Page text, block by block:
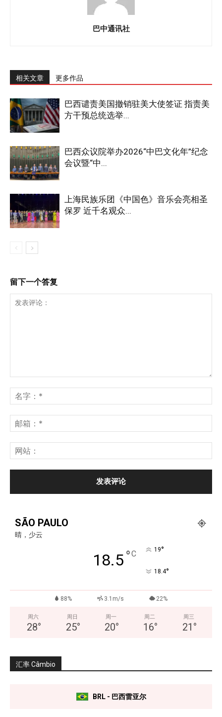
巴中通讯社
相关文章 更多作品
巴西谴责美国撤销驻美大使签证 指责美
方干预总统选举...
巴西众议院举办2026“中巴文化年”纪念
会议暨“中...
上海民族乐团《中国色》音乐会亮相圣
保罗 近千名观众...
留下一个答复
SÃO PAULO
晴，少云
18.5°C 19°
18.4°
88% 3.1m/s 22%
周六
28°
周日
25°
周一
20°
周二
16°
周三
21 °
汇率 Câmbio
BRL - 巴西雷亚尔